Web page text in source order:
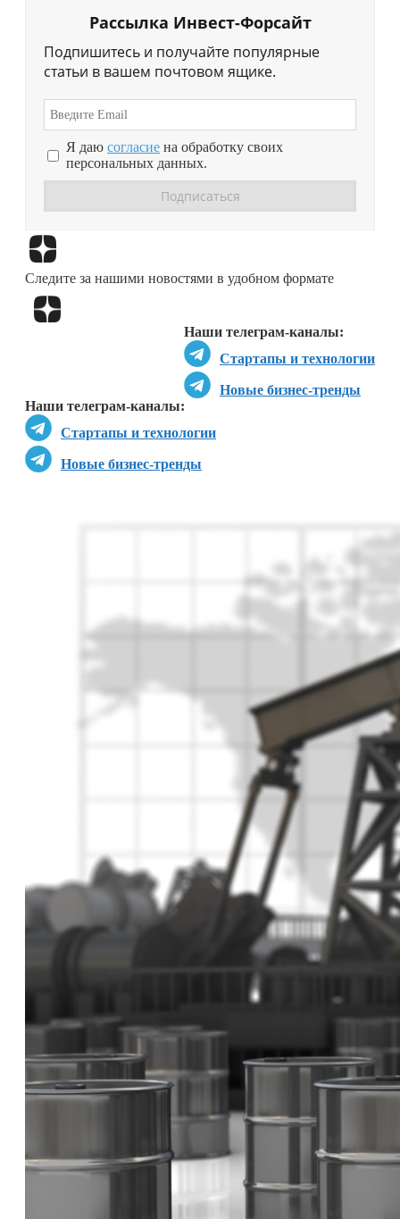
Рассылка Инвест-Форсайт
Подпишитесь и получайте популярные
статьи в вашем почтовом ящике.
Я даю согласие на обработку своих
персональных данных.
Следите за нашими новостями в удобном формате
Наши телеграм-каналы:
Стартапы и технологии
Новые бизнес-тренды
Наши телеграм-каналы:
Стартапы и технологии
Новые бизнес-тренды